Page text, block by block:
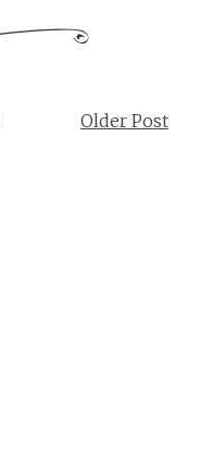
Older Post